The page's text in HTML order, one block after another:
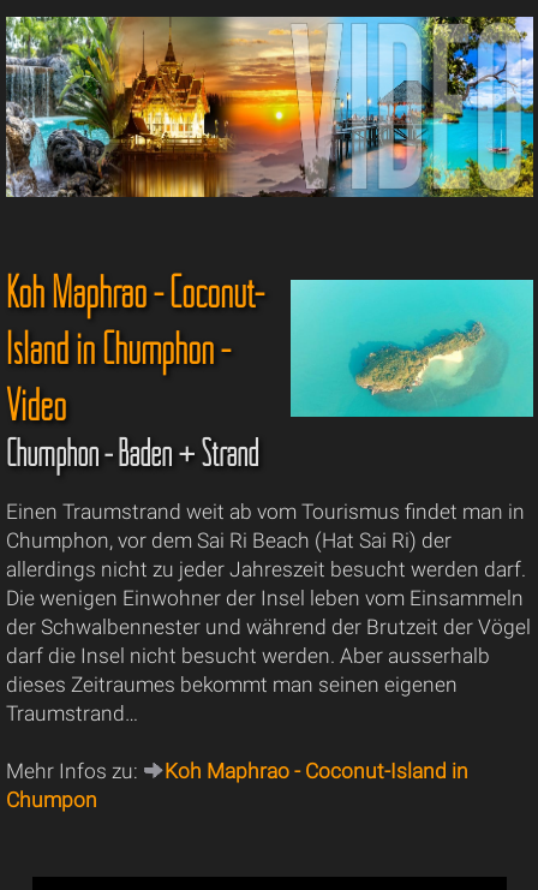
Koh Maphrao - Coconut-
Island in Chumphon -
Video
Chumphon - Baden + Strand
Einen Traumstrand weit ab vom Tourismus findet man in
Chumphon, vor dem Sai Ri Beach (Hat Sai Ri) der
allerdings nicht zu jeder Jahreszeit besucht werden darf.
Die wenigen Einwohner der Insel leben vom Einsammeln
der Schwalbennester und während der Brutzeit der Vögel
darf die Insel nicht besucht werden. Aber ausserhalb
dieses Zeitraumes bekommt man seinen eigenen
Traumstrand…
Mehr Infos zu:
Koh Maphrao - Coconut-Island in
Chumpon